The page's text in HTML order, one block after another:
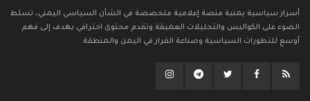
أسرار سياسية يمنية منصة إعلامية متخصصة في الشأن السياسي اليمني، تسلط
الضوء على الكواليس والتحليلات العميقة وتقدم محتوى احترافي يهدف إلى فهم
أوسع للتطورات السياسية وصناعة القرار في اليمن والمنطقة.